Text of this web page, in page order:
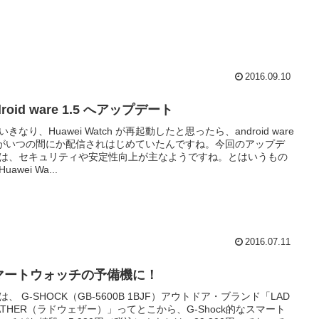
2016.09.10
ware 1.5 へアップデート
きなり、Huawei Watch が再起動したと思ったら、android ware
いつの間にか配信されはじめていたんですね。今回のアップデ
、セキュリティや安定性向上が主なようですね。とはいうもの
Wa...
2016.07.11
ートウォッチの予備機に！
、 G-SHOCK（GB-5600B 1BJF）アウトドア・ブランド「LAD
（ラドウェザー）」ってとこから、G-Shock的なスマート